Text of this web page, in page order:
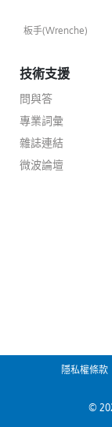
板手(Wrenche)
技術支援
問與答
專業詞彙
雜誌連結
微波論壇
隱私權條款
©